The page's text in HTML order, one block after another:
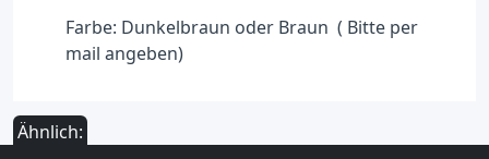
Farbe: Dunkelbraun oder Braun ( Bitte per
mail angeben)
Ähnlich: